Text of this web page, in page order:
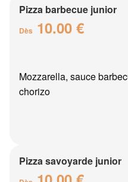
Pizza barbecue junior
Dès 10.00 €
Mozzarella, sauce
chorizo
Pizza savoyarde junior